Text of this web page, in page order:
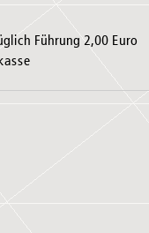
Führung 2,00 Euro